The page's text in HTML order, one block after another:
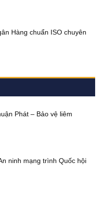
Hàng chuẩn ISO chuyên
Phát – Bảo vệ liêm
ninh mạng trình Quốc hội